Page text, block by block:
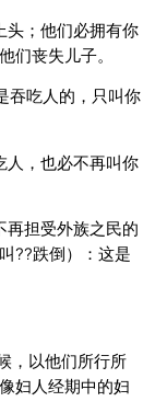
头；他们必拥有你
们丧失儿子。
吞吃人的，只叫你
人，也必不再叫你
再担受外族之民的
??跌倒）：这是
，以他们所行所
妇人经期中的妇